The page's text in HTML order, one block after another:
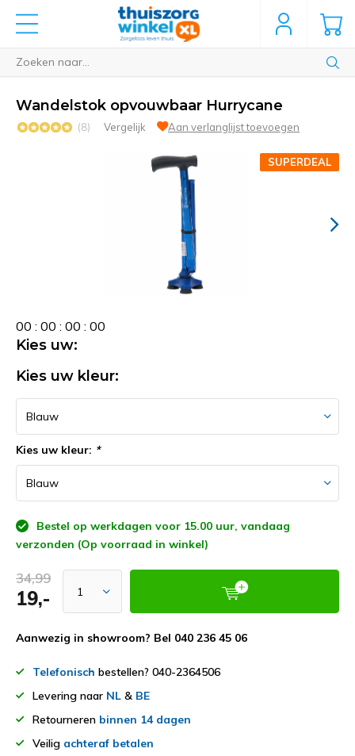
Wandelstok opvouwbaar Hurrycane
(8) Vergelijk Aan verlanglijst toevoegen
SUPERDEAL
00 : 00 : 00 : 00
Kies uw:
Kies uw kleur:
Kies uw kleur: *
Bestel op werkdagen voor 15.00 uur, vandaag
verzonden (Op voorraad in winkel)
34,99
19,-
Aanwezig in showroom? Bel 040 236 45 06
Telefonisch bestellen? 040-2364506
Levering naar NL & BE
Retourneren binnen 14 dagen
Veilig achteraf betalen